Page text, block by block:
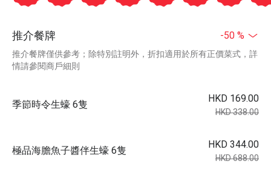
推介餐牌 -50 %
推介餐牌僅供參考；除特別註明外，折扣適用於所有正價菜式，詳
情請參閱商戶細則
季節時令生蠔 6隻
HKD 169.00
HKD 338.00
極品海膽魚子醬伴生蠔 6隻
HKD 344.00
HKD 688.00